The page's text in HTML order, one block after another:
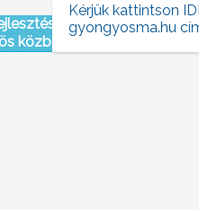
projektre
közbiztonsága
Május
Kérjük kattintson
gyongyosma.hu